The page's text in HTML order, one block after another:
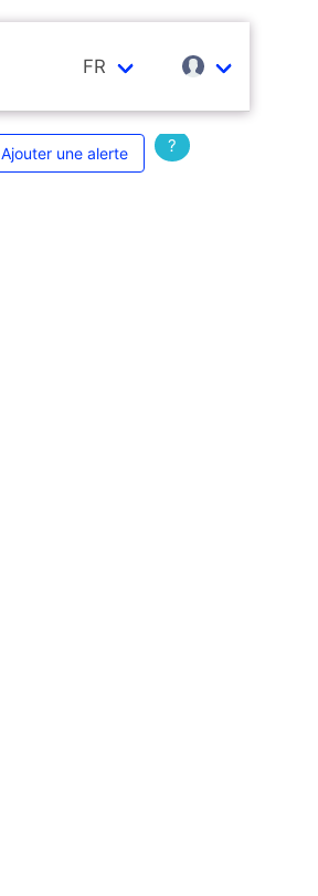
FR
Ajouter une alerte ?